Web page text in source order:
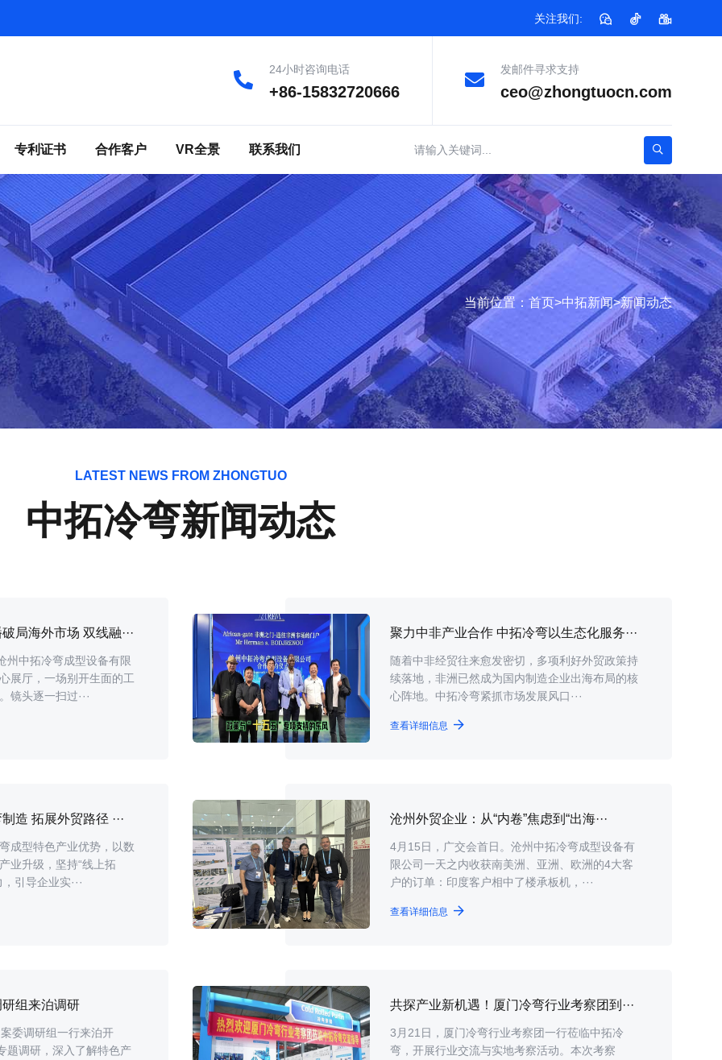
关注我们:
24小时咨询电话
+86-15832720666
发邮件寻求支持
ceo@zhongtuocn.com
专利证书 合作客户 VR全景 联系我们
当前位置： 首页>中拓新闻>新闻动态
LATEST NEWS FROM ZHONGTUO
中拓冷弯新闻动态
局海外市场 双线融···
州中拓冷弯成型设备有限
展厅，一场别开生面的工
镜头逐一扫过···
聚力中非产业合作 中拓冷弯以生态化服务···
随着中非经贸往来愈发密切，多项利好外贸政策持
续落地，非洲已然成为国内制造企业出海布局的核
心阵地。中拓冷弯紧抓市场发展风口···
查看详细信息
造 拓展外贸路径 ···
成型特色产业优势，以数
业升级，坚持“线上拓
引导企业实···
沧州外贸企业：从“内卷”焦虑到“出海···
4月15日，广交会首日。沧州中拓冷弯成型设备有
限公司一天之内收获南美洲、亚洲、欧洲的4大客
户的订单：印度客户相中了楼承板机，···
查看详细信息
组来泊调研
委调研组一行来泊开
题调研，深入了解特色产
共探产业新机遇！厦门冷弯行业考察团到···
3月21日，厦门冷弯行业考察团一行莅临中拓冷
弯，开展行业交流与实地考察活动。本次考察